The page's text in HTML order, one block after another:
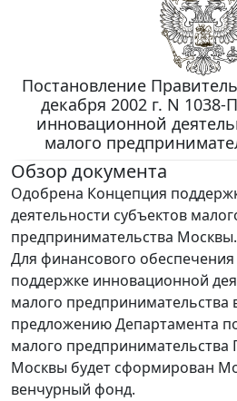
Постановление
декабря 2002 г. N
инновационной
малого
Обзор документа
Одобрена Концепция
деятельности субъектов
предпринимательства Москвы.
Для финансового
поддержке инновационной
малого предпринимательства
предложению Департамента
малого предпринимательства
Москвы будет сформирован
венчурный фонд.